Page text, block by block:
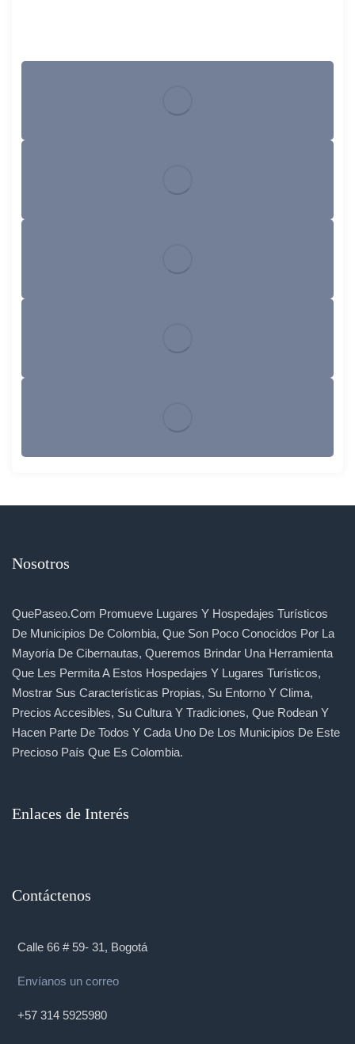
Nosotros
QuePaseo.com Promueve Lugares Y Hospedajes Turísticos
De Municipios De Colombia, Que Son Poco Conocidos Por La
Mayoría De Cibernautas, Queremos Brindar Una Herramienta
Que Les Permita A Estos Hospedajes Y Lugares Turísticos,
Mostrar Sus Características Propias, Su Entorno Y Clima,
Precios Accesibles, Su Cultura Y Tradiciones, Que Rodean Y
Hacen Parte De Todos Y Cada Uno De Los Municipios De Este
Precioso País Que Es Colombia.
Enlaces de Interés
Contáctenos
Calle 66 # 59- 31, Bogotá
Envíanos un correo
+57 314 5925980